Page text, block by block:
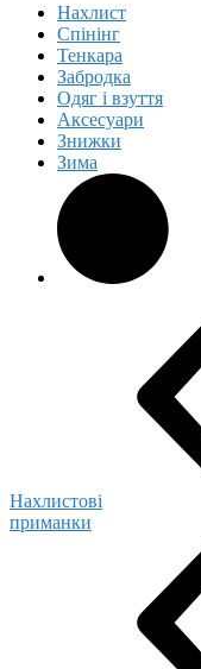
Нахлист
Спінінг
Тенкара
Забродка
Одяг і взуття
Аксесуари
Знижки
Зима
Нахлистові
приманки